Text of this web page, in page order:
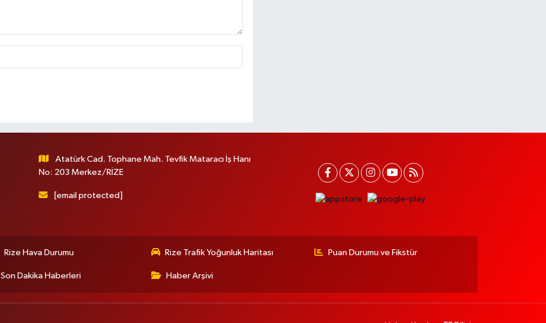
Atatürk Cad. Tophane Mah. Tevfik Mataracı İş Hanı
No: 203 Merkez/RİZE
[email protected]
Rize Hava Durumu Rize Trafik Yoğunluk Haritası Puan Durumu ve Fikstür
Son Dakika Haberleri Haber Arşivi